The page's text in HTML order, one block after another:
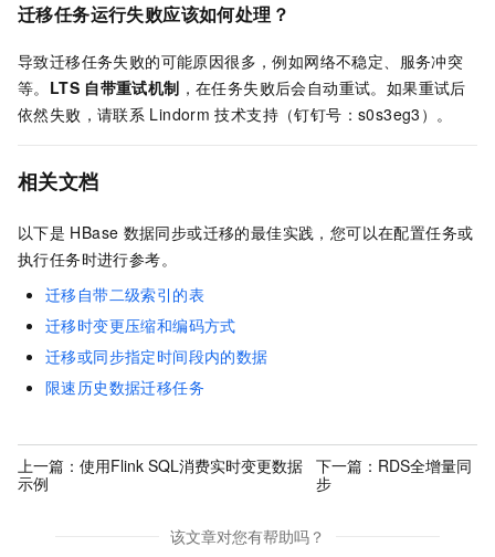
迁移任务运行失败应该如何处理？
导致迁移任务失败的可能原因很多，例如网络不稳定、服务冲突
等。 LTS 自带重试机制 ，在任务失败后会自动重试。如果重试后
依然失败，请联系 Lindorm 技术支持（钉钉号：s0s3eg3）。
相关文档
以下是 HBase 数据同步或迁移的最佳实践，您可以在配置任务或
执行任务时进行参考。
迁移自带二级索引的表
迁移时变更压缩和编码方式
迁移或同步指定时间段内的数据
限速历史数据迁移任务
上一篇： 使用Flink SQL消费实时变更数据
示例
下一篇： RDS全增量同
步
该文章对您有帮助吗？